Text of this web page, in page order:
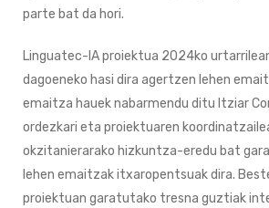
parte bat da hori.
Linguatec-IA proiektua 2024ko
dagoeneko hasi dira agertzen lehen
emaitza hauek nabarmendu ditu Itziar
ordezkari eta proiektuaren
okzitanierarako hizkuntza-eredu bat
lehen emaitzak itxaropentsuak dira.
proiektuan garatutako tresna guztiak